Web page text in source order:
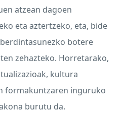
atzean dagoen
eta aztertzeko, eta, bide
botere
zehazteko. Horretarako,
kultura
formakuntzaren inguruko
burutu da.